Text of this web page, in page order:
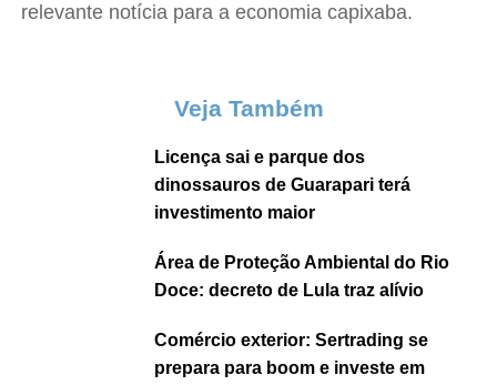
relevante notícia para a economia capixaba.
Veja Também
Licença sai e parque dos
dinossauros de Guarapari terá
investimento maior
Área de Proteção Ambiental do Rio
Doce: decreto de Lula traz alívio
Comércio exterior: Sertrading se
prepara para boom e investe em